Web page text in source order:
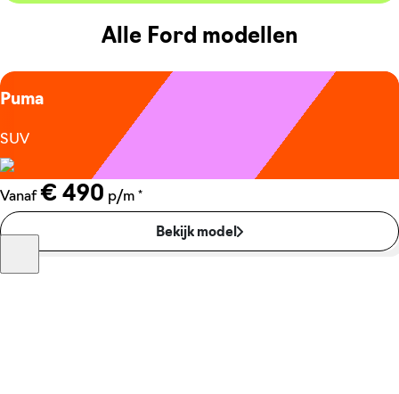
Alle Ford modellen
Puma
SUV
Vanaf € 490 p/m *
Bekijk model